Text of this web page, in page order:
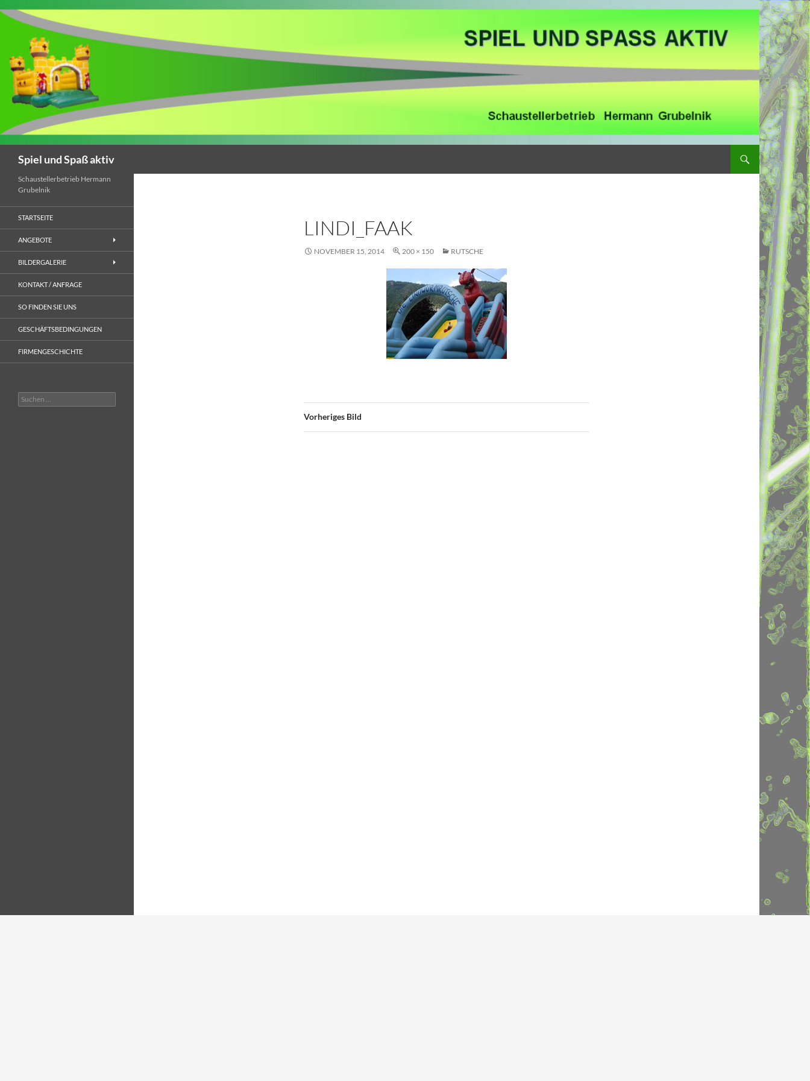
Spiel und Spaß aktiv
ZUM INHALT SPRINGEN
LINDI_FAAK
NOVEMBER 15, 2014 200 × 150 RUTSCHE
Vorheriges Bild
Schaustellerbetrieb Hermann
Grubelnik
STARTSEITE
ANGEBOTE
BILDERGALERIE
KONTAKT / ANFRAGE
SO FINDEN SIE UNS
GESCHÄFTSBEDINGUNGEN
FIRMENGESCHICHTE
Suche
nach: